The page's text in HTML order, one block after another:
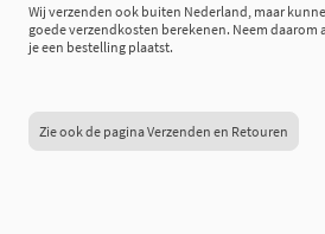
Wij verzenden ook buiten Nederland, maar
goede verzendkosten berekenen. Neem
je een bestelling plaatst.
Zie ook de pagina Verzenden en Retouren